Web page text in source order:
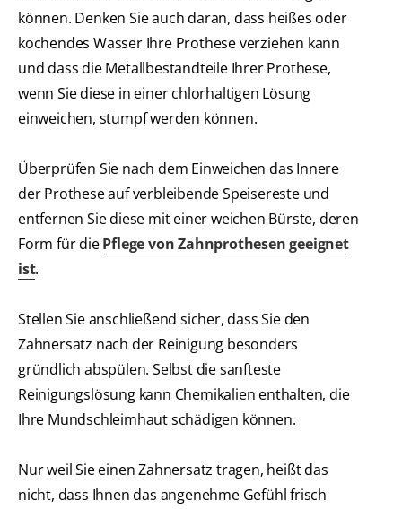
können. Denken Sie auch daran, dass heißes oder
kochendes Wasser Ihre Prothese verziehen kann
und dass die Metallbestandteile Ihrer Prothese,
wenn Sie diese in einer chlorhaltigen Lösung
einweichen, stumpf werden können.
Überprüfen Sie nach dem Einweichen das Innere
der Prothese auf verbleibende Speisereste und
entfernen Sie diese mit einer weichen Bürste, deren
Form für diePflege von Zahnprothesen geeignet
ist.
Stellen Sie anschließend sicher, dass Sie den
Zahnersatz nach der Reinigung besonders
gründlich abspülen. Selbst die sanfteste
Reinigungslösung kann Chemikalien enthalten, die
Ihre Mundschleimhaut schädigen können.
Nur weil Sie einen Zahnersatz tragen, heißt das
nicht, dass Ihnen das angenehme Gefühl frisch